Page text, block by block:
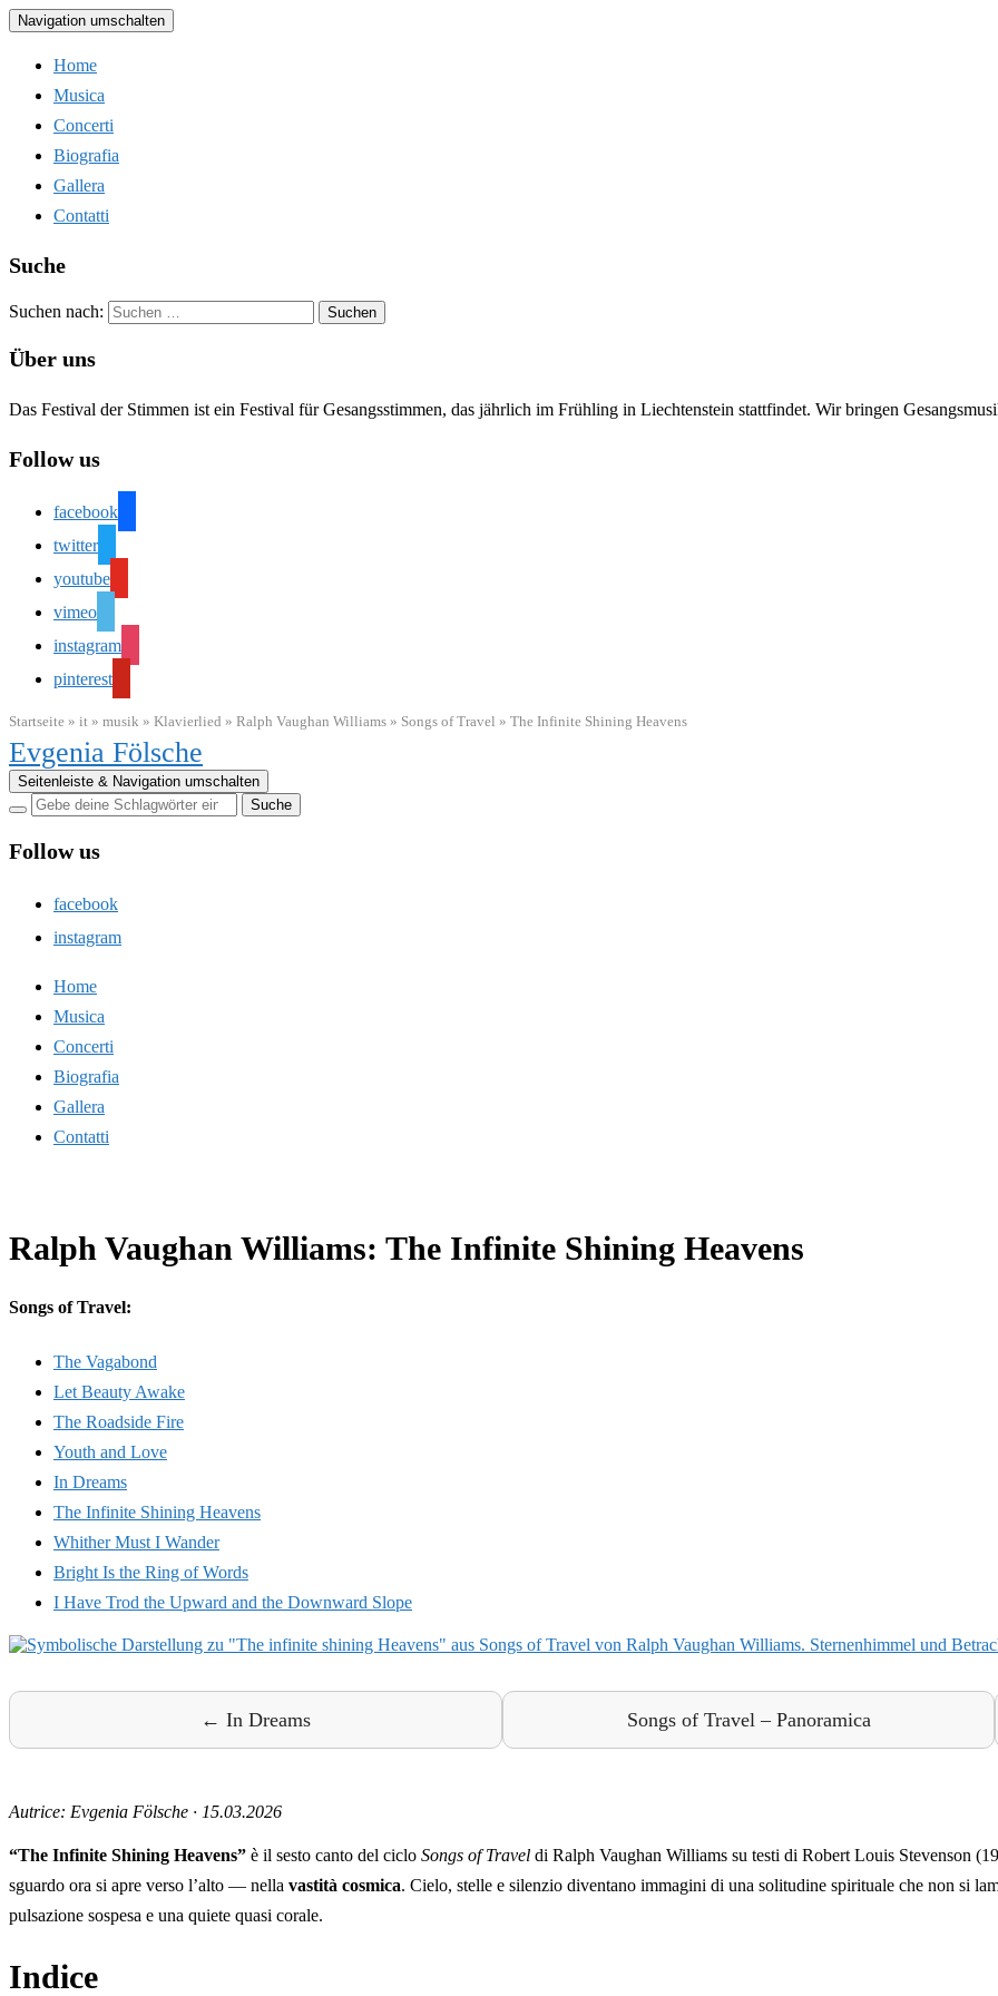
Navigation umschalten
Home
Musica
Concerti
Biografia
Gallera
Contatti
Suche
Suchen nach:
Über uns
Das Festival der Stimmen ist ein Festival für Gesangsstimmen, das jährlich im Frühling in Liechtenstein stattfindet. Wir bringen
Follow us
facebook
twitter
youtube
vimeo
instagram
pinterest
Startseite » it » musik » Klavierlied » Ralph Vaughan Williams » Songs of Travel » The Infinite Shining Heavens
Evgenia Fölsche
Seitenleiste & Navigation umschalten
Follow us
facebook
instagram
Home
Musica
Concerti
Biografia
Gallera
Contatti
Ralph Vaughan Williams: The Infinite Shining Heavens
Songs of Travel:
The Vagabond
Let Beauty Awake
The Roadside Fire
Youth and Love
In Dreams
The Infinite Shining Heavens
Whither Must I Wander
Bright Is the Ring of Words
I Have Trod the Upward and the Downward Slope
← In Dreams Songs of Travel – Panoramica
Autrice: Evgenia Fölsche · 15.03.2026
“The Infinite Shining Heavens” è il sesto canto del ciclo Songs of Travel di Ralph Vaughan Williams su testi di Robert Louis Stevenson
sguardo ora si apre verso l’alto — nella vastità cosmica. Cielo, stelle e silenzio diventano immagini di una solitudine spirituale che non si
pulsazione sospesa e una quiete quasi corale.
Indice